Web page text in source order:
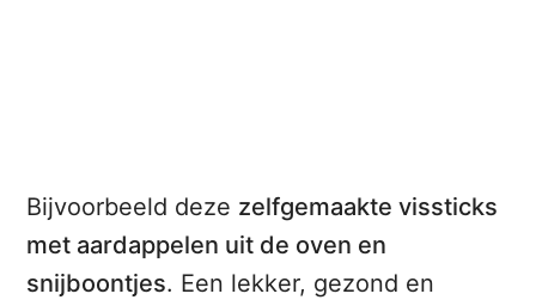
Bijvoorbeeld deze zelfgemaakte vissticks
met aardappelen uit de oven en
snijboontjes. Een lekker, gezond en